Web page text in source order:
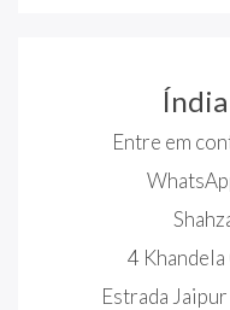
Entre em
4 Khandela
Estrada